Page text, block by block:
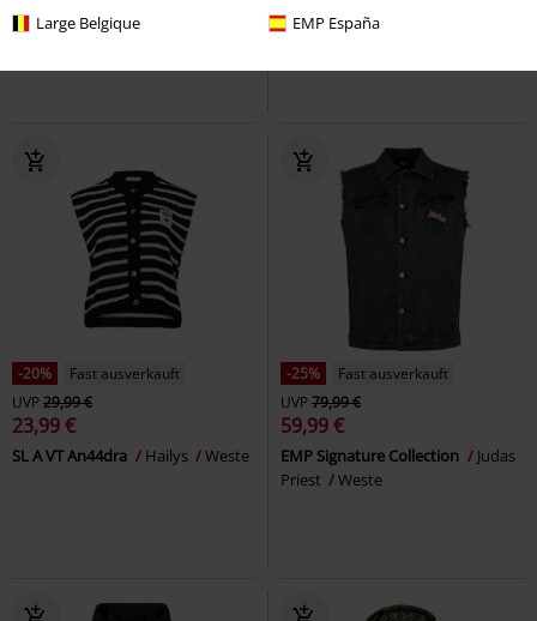
Large Belgique EMP España
KILLSTAR
Weste
Industries
Weste
-20%
Fast ausverkauft
UVP29,99 €
23,99 €
SL A VT An44dra Hailys Weste
-25%
Fast ausverkauft
UVP79,99 €
59,99 €
EMP Signature Collection
Judas
Priest
Weste